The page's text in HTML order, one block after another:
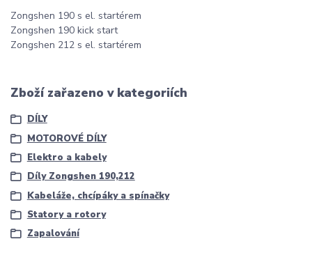
Zongshen 190 s el. startérem
Zongshen 190 kick start
Zongshen 212 s el. startérem
Zboží zařazeno v kategoriích
DÍLY
MOTOROVÉ DÍLY
Elektro a kabely
Díly Zongshen 190,212
Kabeláže, chcípáky a spínačky
Statory a rotory
Zapalování